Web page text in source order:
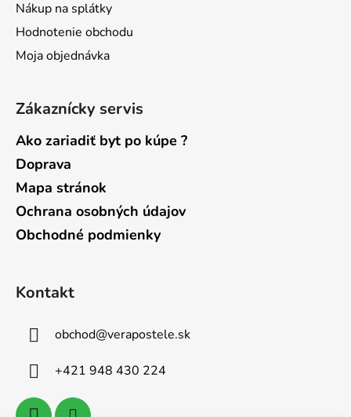
Nákup na splátky
Hodnotenie obchodu
Moja objednávka
Zákaznícky servis
Ako zariadiť byt po kúpe ?
Doprava
Mapa stránok
Ochrana osobných údajov
Obchodné podmienky
Kontakt
obchod@verapostele.sk
+421 948 430 224